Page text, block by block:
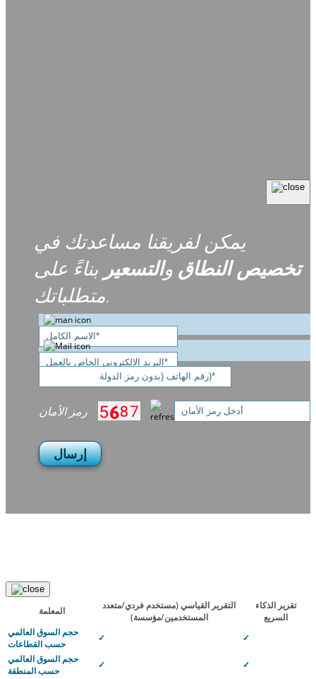
يمكن لفريقنا مساعدتك في
تخصيص النطاق والتسعير بناءً على
متطلباتك.
رمز الأمان
إرسال
المعلمة التقرير القياسي(مستخدم فردي/متعدد
المستخدمين/مؤسسة)
تقرير الذكاء
السريع
حجم السوق العالمي
حسب القطاعات
✓
✓
حجم السوق العالمي
حسب المنطقة
✓
✓